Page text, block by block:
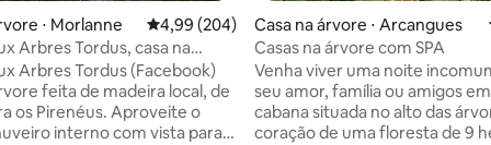
⋅ Morlanne 4,99 de uma avaliação média de 5, 204
4,99 (204)
Arbres Tordus, casa na
vista para os Pirineus
Arbres Tordus (Facebook)
feita de madeira local, de
os Pirenéus. Aproveite o
interno com vista para a
Casa na árvore ⋅ Arcangues
Casas na árvore com SPA
Venha viver uma noite
seu amor, família ou amigos
cabana situada no alto das
coração de uma floresta de 9